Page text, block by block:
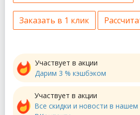
Заказать в 1 клик
Участвует в акции
Дарим 3 % кэшбэком
Участвует в акции
Все скидки и новости в